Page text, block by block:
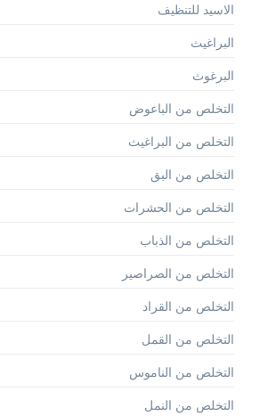
الاسيد للتنظيف
البراغيث
البرغوث
التخلص من الباعوض
التخلص من البراغيث
التخلص من البق
التخلص من الحشرات
التخلص من الذباب
التخلص من الصراصير
التخلص من القراد
التخلص من القمل
التخلص من الناموس
التخلص من النمل